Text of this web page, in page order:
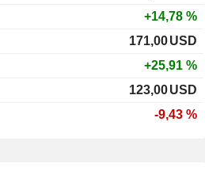
+14,78 %
171,00USD
+25,91 %
123,00USD
-9,43 %